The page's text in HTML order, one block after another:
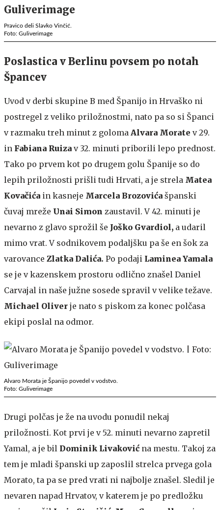
Pravico deli Slavko Vinčić.
Foto: Guliverimage
Poslastica v Berlinu povsem po notah
Špancev
Uvod v derbi skupine B med Španijo in Hrvaško ni
postregel z veliko priložnostmi, nato pa so si Španci
v razmaku treh minut z goloma Alvara Morate v 29.
in Fabiana Ruiza v 32. minuti priborili lepo prednost.
Tako po prvem kot po drugem golu Španije so do
lepih priložnosti prišli tudi Hrvati, a je strela Matea
Kovačića in kasneje Marcela Brozovića španski
čuvaj mreže Unai Simon zaustavil. V 42. minuti je
nevarno z glavo sprožil še Joško Gvardiol, a udaril
mimo vrat. V sodnikovem podaljšku pa še en šok za
varovance Zlatka Dalića. Po podaji Laminea Yamala
se je v kazenskem prostoru odlično znašel Daniel
Carvajal in naše južne sosede spravil v velike težave.
Michael Oliver je nato s piskom za konec polčasa
ekipi poslal na odmor.
Alvaro Morata je Španijo povedel v vodstvo.
Foto: Guliverimage
Drugi polčas je že na uvodu ponudil nekaj
priložnosti. Kot prvi je v 52. minuti nevarno zapretil
Yamal, a je bil Dominik Livaković na mestu. Takoj za
tem je mladi španski up zaposlil strelca prvega gola
Morato, ta pa se pred vrati ni najbolje znašel. Sledil je
nevaren napad Hrvatov, v katerem je po predložku